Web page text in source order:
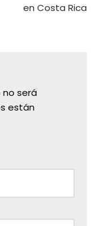
en Costa Rica
será
están